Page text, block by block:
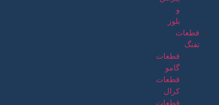
و
بلوز
قطعات
تفنگ
قطعات
گامو
قطعات
کرال
قطعات